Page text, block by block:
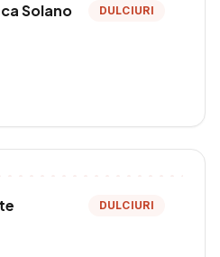
Solano DULCIURI
DULCIURI